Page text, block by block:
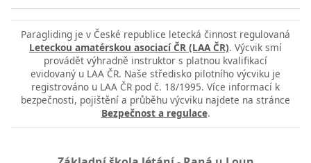
Paragliding je v České republice letecká činnost regulovaná
Leteckou amatérskou asociací ČR (LAA ČR). Výcvik smí
provádět výhradně instruktor s platnou kvalifikací
evidovaný u LAA ČR. Naše středisko pilotního výcviku je
registrováno u LAA ČR pod č. 18/1995. Více informací k
bezpečnosti, pojištění a průběhu výcviku najdete na stránce
Bezpečnost a regulace.